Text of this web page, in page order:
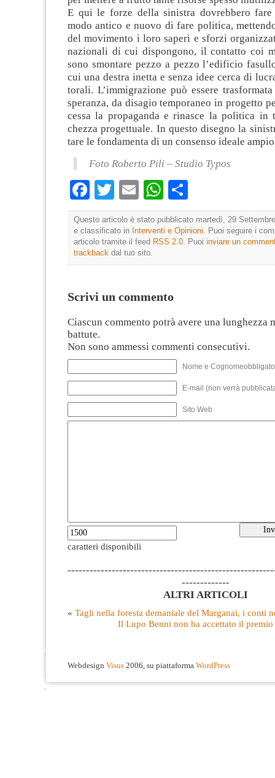
E qui le forze della sini­stra dovreb­bero
modo antico e nuovo di fare poli­tica,
del movi­mento i loro saperi e sforzi
nazio­nali di cui dispon­gono, il con­tatto coi
sono smon­tare pezzo a pezzo l’edificio
cui una destra inetta e senza idee cerca di
to­rali. L’immigrazione può essere
spe­ranza, da disa­gio tem­po­ra­neo in pro­getto
cessa la pro­pa­ganda e rina­sce la poli­tica
chezza pro­get­tuale. In que­sto dise­gno la
tare le fon­da­menta di un con­senso ideale
Foto Roberto Pili – Studio Typos
Facebook
TwitterEmailWhatsApp
Questo articolo è stato pubblicato martedì, 29
e classificato in Interventi e Opinioni. Puoi seguire i
articolo tramite il feed RSS 2.0. Puoi inviare un
trackback dal tuo sito.
Scrivi un commento
Ciascun commento potrà avere una lunghezza
battute.
Non sono ammessi commenti consecutivi.
Nome e
E-mail (non verrà
Sito Web
caratteri disponibili
-------------
ALTRI ARTICOLI
« Tagli nella foresta demaniale del Marganai, i conti
Il Lupo Benni non ha accettato il
Webdesign Visus 2006, su piattaforma WordPress